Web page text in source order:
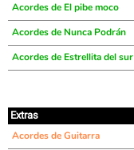
Acordes de El pibe moco
Acordes de Nunca Podrán
Acordes de Estrellita del sur
Extras
Acordes de Guitarra